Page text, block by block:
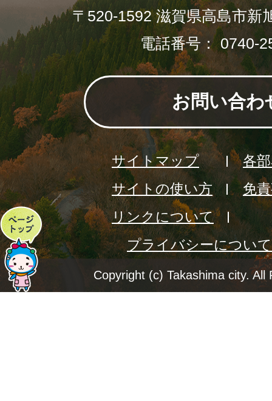
ペ
ー
ジ
〒520-1592 滋賀県高島市新
電話番号： 0740-
お問い合わ
サイトマップ
各
サイトの使い方
免
リンクについて
プライバシーについて
Copyright (c) Takashima city. All